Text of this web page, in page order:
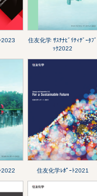
2023
住友化学 ｻｽﾃﾅﾋﾞﾘﾃｨﾃﾞｰﾀﾌﾞ
ｯｸ2022
2022 住友化学ﾚﾎﾟｰﾄ2021